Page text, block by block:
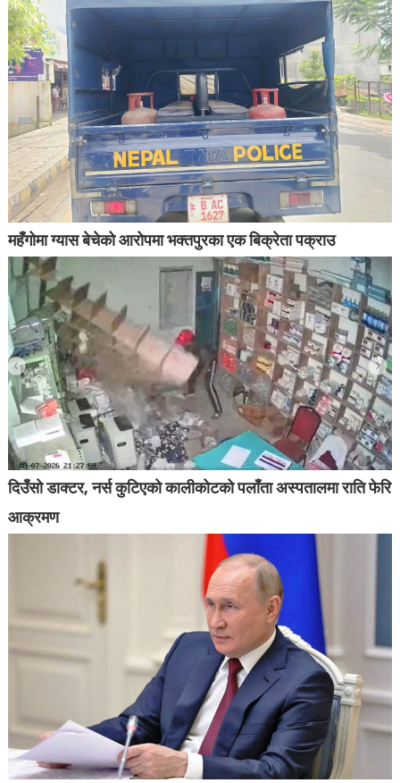
महँगोमा ग्यास बेचेको आरोपमा भक्तपुरका एक बिक्रेता पक्राउ
दिउँसो डाक्टर, नर्स कुटिएको कालीकोटको पलाँता अस्पतालमा राति फेरि
आक्रमण